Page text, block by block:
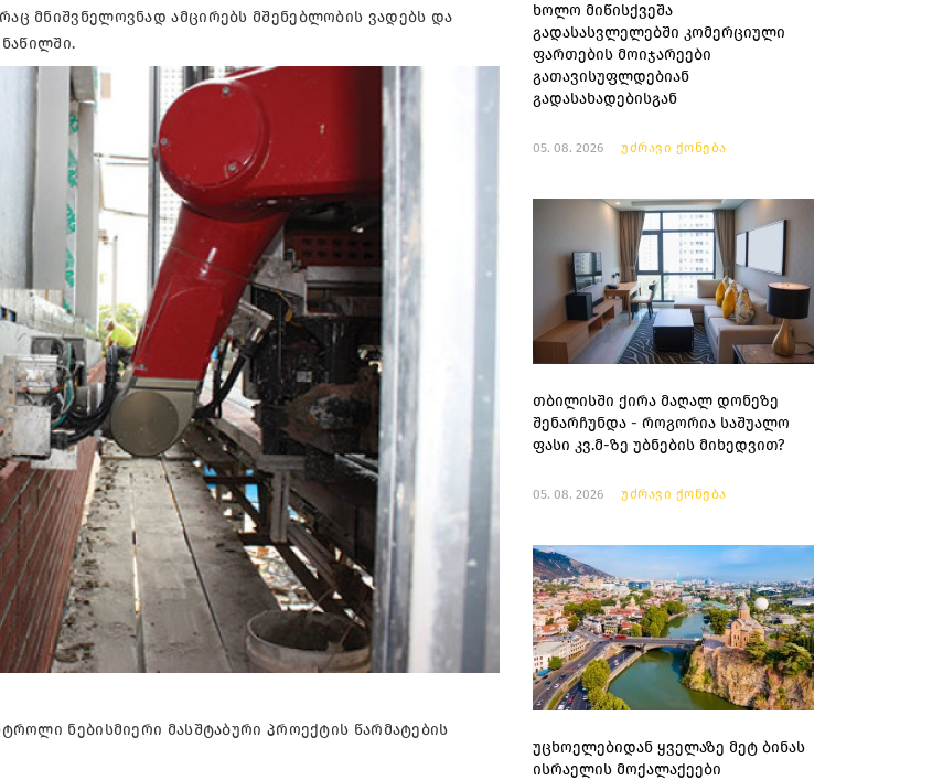
მნიშვნელოვნად ამცირებს მშენებლობის ვადებს და
ნებისმიერი მასშტაბური პროექტის წარმატების
ხოლო მიწისქვეშა
გადასასვლელებში კომერციული
ფართების მოიჯარეები
გათავისუფლდებიან
გადასახადებისგან
05. 08. 2026 უძრავი ქონება
თბილისში ქირა მაღალ დონეზე
შენარჩუნდა - როგორია საშუალო
ფასი კვ.მ-ზე უბნების მიხედვით?
05. 08. 2026 უძრავი ქონება
უცხოელებიდან ყველაზე მეტ ბინას
ისრაელის მოქალაქეები